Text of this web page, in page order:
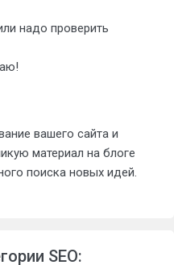
надо проверить
вашего сайта и
материал на блоге
поиска новых идей.
SEO: